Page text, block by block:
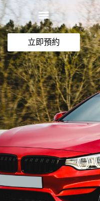
立即預約